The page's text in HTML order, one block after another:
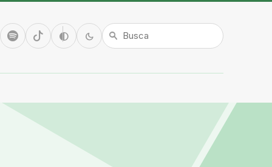
Spotify TikTok Alto contraste
contrast
Modo escuro
dark_mode search